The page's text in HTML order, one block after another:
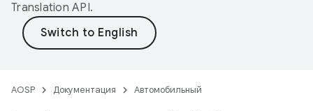
Translation API.
AOSP Документация Автомобильный